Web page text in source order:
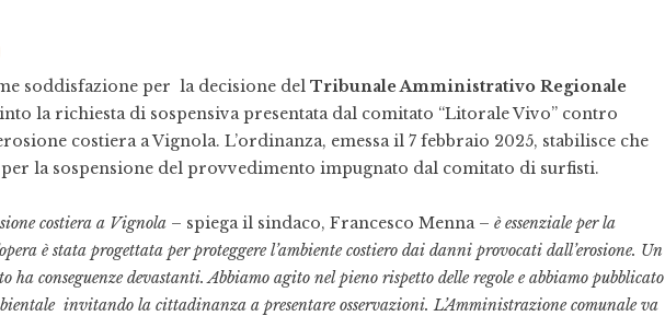
soddisfazione per la decisione del Tribunale Amministrativo Regionale
la richiesta di sospensiva presentata dal comitato “Litorale Vivo” contro
costiera a Vignola. L’ordinanza, emessa il 7 febbraio 2025, stabilisce che
la sospensione del provvedimento impugnato dal comitato di surfisti.
costiera a Vignola – spiega il sindaco, Francesco Menna – è essenziale per la
è stata progettata per proteggere l’ambiente costiero dai danni provocati dall’erosione. Un
ha conseguenze devastanti. Abbiamo agito nel pieno rispetto delle regole e abbiamo pubblicato
invitando la cittadinanza a presentare osservazioni. L’Amministrazione comunale va